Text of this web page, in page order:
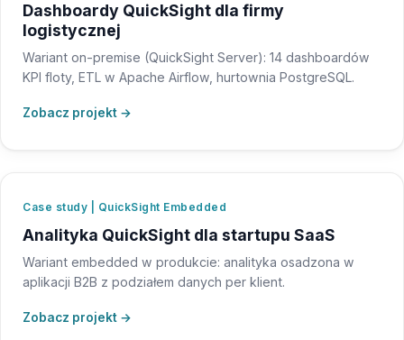
Dashboardy QuickSight dla firmy
logistycznej
Wariant on-premise (QuickSight Server): 14 dashboardów
KPI floty, ETL w Apache Airflow, hurtownia PostgreSQL.
Zobacz projekt →
Case study | QuickSight Embedded
Analityka QuickSight dla startupu SaaS
Wariant embedded w produkcie: analityka osadzona w
aplikacji B2B z podziałem danych per klient.
Zobacz projekt →